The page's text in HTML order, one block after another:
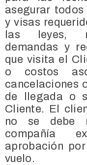
asegurar
y visas
las leyes,
demandas y
que visita el
o costos
cancelaciones
de llegada o
Cliente. El
no se debe
compañía
aprobación
vuelo.